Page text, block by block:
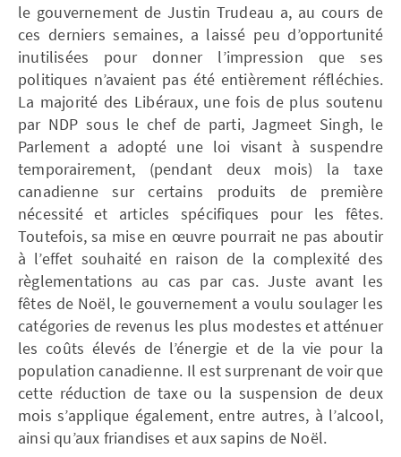
le gouvernement de Justin Trudeau a, au cours de
ces derniers semaines, a laissé peu d’opportunité
inutilisées pour donner l’impression que ses
politiques n’avaient pas été entièrement réfléchies.
La majorité des Libéraux, une fois de plus soutenu
par NDP sous le chef de parti, Jagmeet Singh, le
Parlement a adopté une loi visant à suspendre
temporairement, (pendant deux mois) la taxe
canadienne sur certains produits de première
nécessité et articles spécifiques pour les fêtes.
Toutefois, sa mise en œuvre pourrait ne pas aboutir
à l’effet souhaité en raison de la complexité des
règlementations au cas par cas. Juste avant les
fêtes de Noël, le gouvernement a voulu soulager les
catégories de revenus les plus modestes et atténuer
les coûts élevés de l’énergie et de la vie pour la
population canadienne. Il est surprenant de voir que
cette réduction de taxe ou la suspension de deux
mois s’applique également, entre autres, à l’alcool,
ainsi qu’aux friandises et aux sapins de Noël.